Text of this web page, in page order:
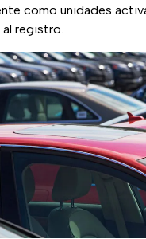
como unidades
al registro.